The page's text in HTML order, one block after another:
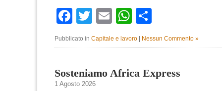
Facebook
TwitterEmailWhatsApp
Pubblicato in Capitale e lavoro | Nessun Commento »
Sosteniamo Africa Express
1 Agosto 2026